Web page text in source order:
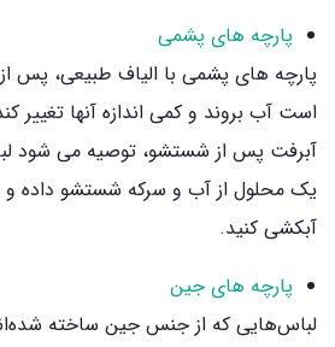
پارچه های پشمی
پارچه ‌های پشمی با الیاف طبیعی، پس
است آب بروند و کمی اندازه آنها تغییر
آبرفت پس از شستشو، توصیه می‌ شود
یک محلول از آب و سرکه شستشو داده
آبکشی کنید.
پارچه های جین
لباس‌هایی که از جنس جین ساخته